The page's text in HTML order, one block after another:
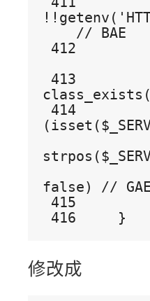
// BAE
//
false) // GAE
415
416     }
修改成